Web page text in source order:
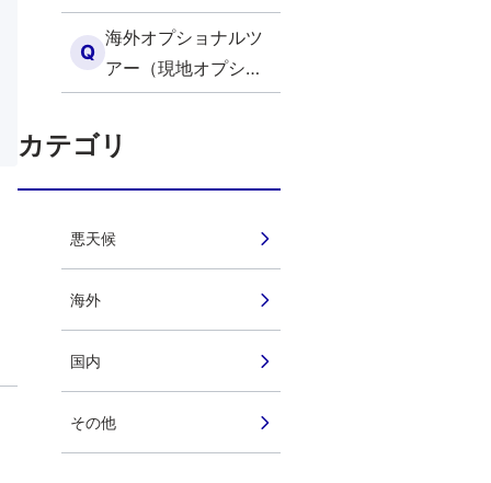
ださい（海外）
Q
海外オプショナルツ
アー（現地オプショ
ナルツアー）の追加/
変更はできますか？
（海外）
カテゴリ
悪天候
海外
国内
その他